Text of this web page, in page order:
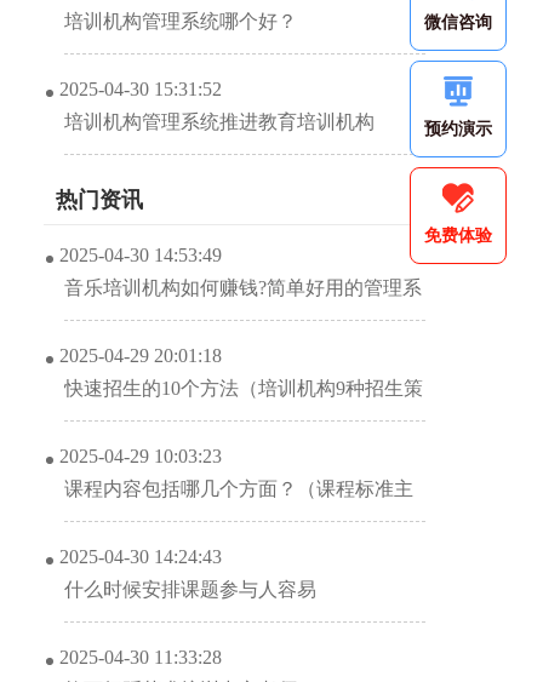
培训机构管理系统哪个好？
2025-04-30 15:31:52
培训机构管理系统推进教育培训机构
热门资讯
2025-04-30 14:53:49
音乐培训机构如何赚钱?简单好用的管理系
2025-04-29 20:01:18
快速招生的10个方法（培训机构9种招生策
2025-04-29 10:03:23
课程内容包括哪几个方面？（课程标准主
2025-04-30 14:24:43
什么时候安排课题参与人容易
2025-04-30 11:33:28
微信咨询
预约演示
免费体验